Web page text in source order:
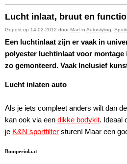
Lucht inlaat, bruut en
Gepost op 14-02-2012 door Mart in Autostyling
Een luchtinlaat zijn er vaak in
polyester luchtinlaat voor
zo gemonteerd. Vaak Inclusief
Lucht inlaten auto
Als je iets compleet anders wilt dan
kan ook via een dikke bodykit. Ideaal
je K&N sportfilter sturen! Maar een
Bumperinlaat